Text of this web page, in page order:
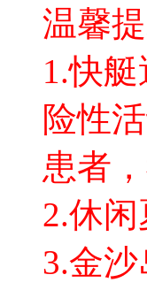
温馨提
1.快
险性
患者
2.休
3.金